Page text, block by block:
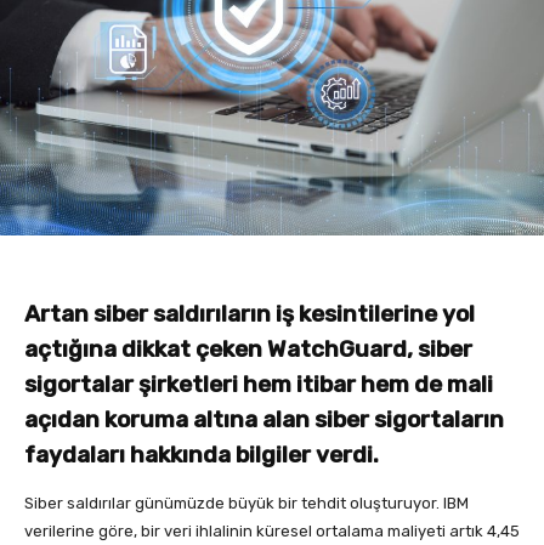
Artan siber saldırıların iş kesintilerine yol
açtığına dikkat çeken WatchGuard, siber
sigortalar şirketleri hem itibar hem de mali
açıdan koruma altına alan siber sigortaların
faydaları hakkında bilgiler verdi.
Siber saldırılar günümüzde büyük bir tehdit oluşturuyor. IBM
verilerine göre, bir veri ihlalinin küresel ortalama maliyeti artık 4,45